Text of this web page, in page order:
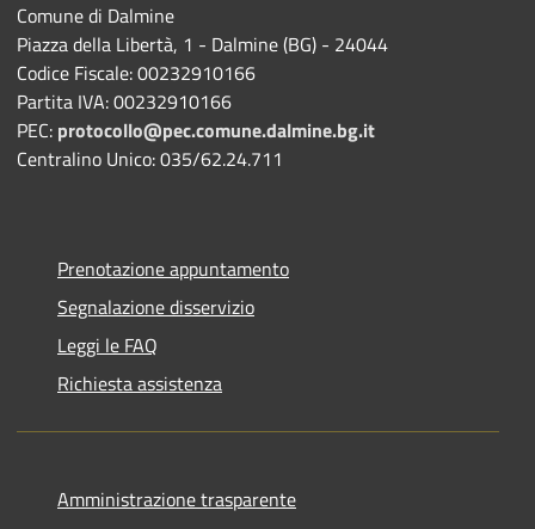
Comune di Dalmine
Piazza della Libertà, 1 - Dalmine (BG) - 24044
Codice Fiscale: 00232910166
Partita IVA: 00232910166
PEC: protocollo@pec.comune.dalmine.bg.it
Centralino Unico: 035/62.24.711
Prenotazione appuntamento
Segnalazione disservizio
Leggi le FAQ
Richiesta assistenza
Amministrazione trasparente